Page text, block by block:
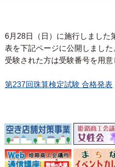
6月28日（日）に施行しました
表を下記ページに公開しました
受験された方は受験番号を用意
第237回珠算検定試験 合格発表